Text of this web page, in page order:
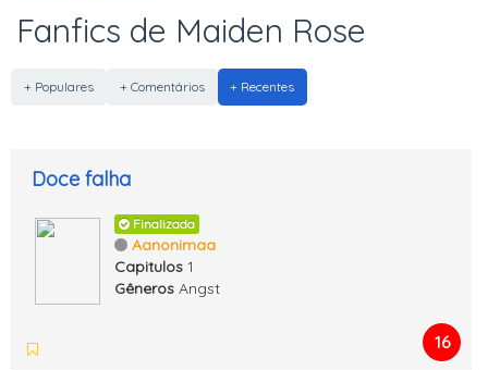
Fanfics de Maiden Rose
+ Populares + Comentários + Recentes
Doce falha
Finalizada
Aanonimaa
Capitulos 1
Gêneros Angst
16